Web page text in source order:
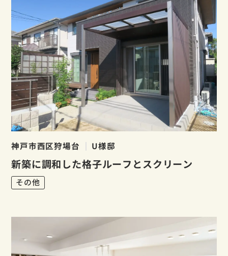
神戸市西区狩場台 U様邸
新築に調和した格子ルーフとスクリーン
その他